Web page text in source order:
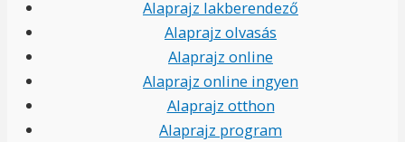
Alaprajz lakberendező
Alaprajz olvasás
Alaprajz online
Alaprajz online ingyen
Alaprajz otthon
Alaprajz program